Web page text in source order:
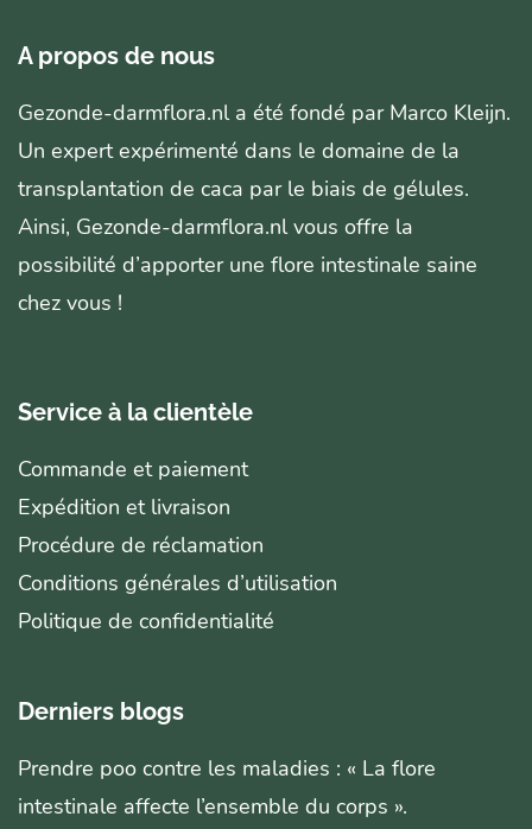
A propos de nous
Gezonde-darmflora.nl a été fondé par Marco Kleijn.
Un expert expérimenté dans le domaine de la
transplantation de caca par le biais de gélules.
Ainsi, Gezonde-darmflora.nl vous offre la
possibilité d’apporter une flore intestinale saine
chez vous !
Service à la clientèle
Commande et paiement
Expédition et livraison
Procédure de réclamation
Conditions générales d’utilisation
Politique de confidentialité
Derniers blogs
Prendre poo contre les maladies : « La flore
intestinale affecte l’ensemble du corps ».